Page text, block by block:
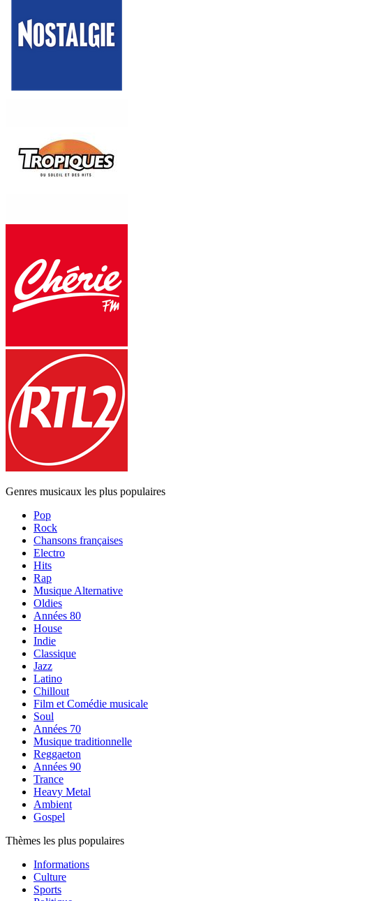
Genres musicaux les plus populaires
Pop
Rock
Chansons françaises
Electro
Hits
Rap
Musique Alternative
Oldies
Années 80
House
Indie
Classique
Jazz
Latino
Chillout
Film et Comédie musicale
Soul
Années 70
Musique traditionnelle
Reggaeton
Années 90
Trance
Heavy Metal
Ambient
Gospel
Thèmes les plus populaires
Informations
Culture
Sports